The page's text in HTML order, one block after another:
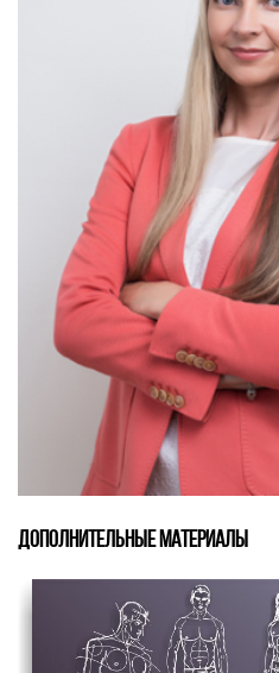
ДОПОЛНИТЕЛЬНЫЕ МАТЕРИАЛЫ